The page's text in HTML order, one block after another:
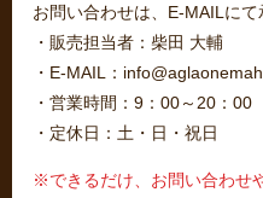
お問い合わせは、E-MAILにて
・販売担当者：柴田 大輔
・E-MAIL：
・営業時間：9：00～20：00
・定休日：土・日・祝日
※できるだけ、お問い合わせ